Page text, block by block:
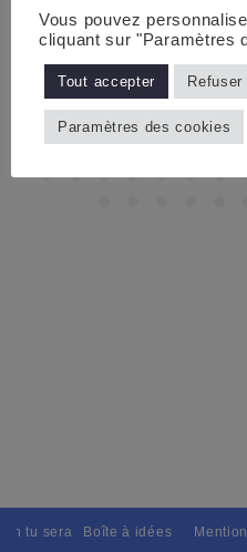
tu seras, Pour tous avec
Boîte à idées
Vous pouvez
cliquant sur "Paramètres
Tout accepter Refuser
Paramètres des cookies